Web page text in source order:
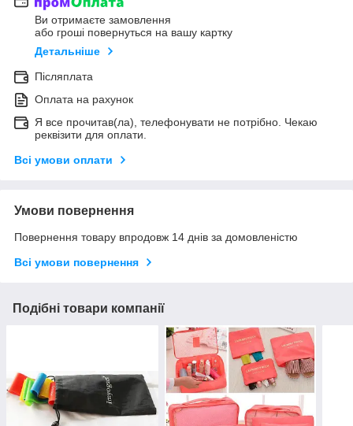
Ви отримаєте замовлення
або гроші повернуться на вашу картку
Детальніше
Післяплата
Оплата на рахунок
Я все прочитав(ла), телефонувати не потрібно. Чекаю
реквізити для оплати.
Всі умови оплати
Умови повернення
Повернення товару впродовж 14 днів за домовленістю
Всі умови повернення
Подібні товари компанії